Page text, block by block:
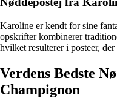
Karoline er kendt for sine
opskrifter kombinerer
hvilket resulterer i posteer,
Verdens Bedste
Champignon